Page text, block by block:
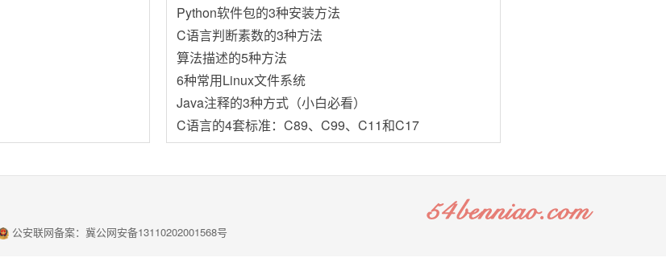
Python软件包的3种安装方法
C语言判断素数的3种方法
算法描述的5种方法
6种常用Linux文件系统
Java注释的3种方式（小白必看）
C语言的4套标准：C89、C99、C11和C17
公安联网备案：冀公网安备13110202001568号